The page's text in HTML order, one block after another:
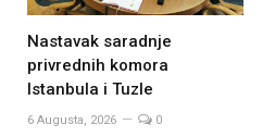
Nastavak saradnje
privrednih komora
Istanbula i Tuzle
6 Augusta, 2026 0